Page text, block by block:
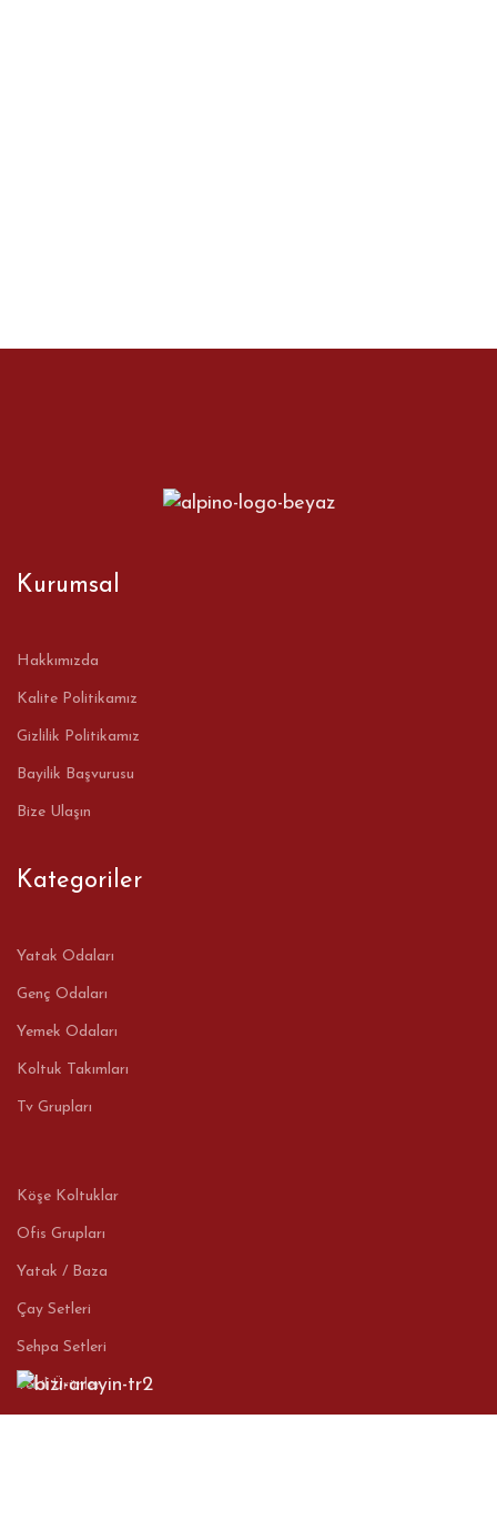
Kurumsal
Hakkımızda
Kalite Politikamız
Gizlilik Politikamız
Bayilik Başvurusu
Bize Ulaşın
Kategoriler
Yatak Odaları
Genç Odaları
Yemek Odaları
Koltuk Takımları
Tv Grupları
Köşe Koltuklar
Ofis Grupları
Yatak / Baza
Çay Setleri
Sehpa Setleri
Tekil Ürünler